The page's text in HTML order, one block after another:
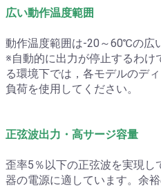
広い動作温度範囲
動作温度範囲は-20～60℃の広
※自動的に出力が停止するわけ
る環境下では，各モデルのデ
負荷を使用してください。
正弦波出力・高サージ容量
歪率5％以下の正弦波を実現し
器の電源に適しています。余